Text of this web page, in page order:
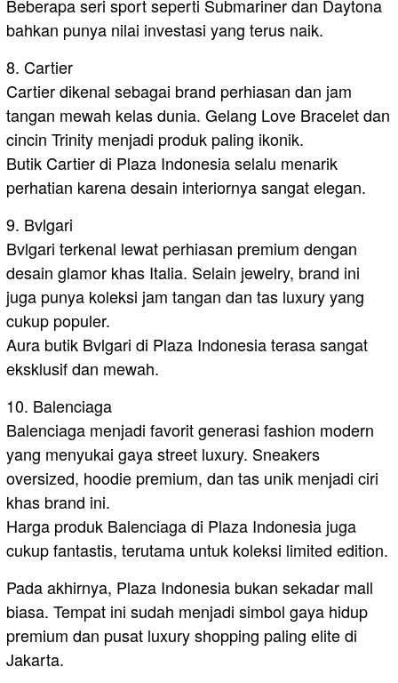
Beberapa seri sport seperti Submariner dan Daytona
bahkan punya nilai investasi yang terus naik.
8. Cartier
Cartier dikenal sebagai brand perhiasan dan jam
tangan mewah kelas dunia. Gelang Love Bracelet dan
cincin Trinity menjadi produk paling ikonik.
Butik Cartier di Plaza Indonesia selalu menarik
perhatian karena desain interiornya sangat elegan.
9. Bvlgari
Bvlgari terkenal lewat perhiasan premium dengan
desain glamor khas Italia. Selain jewelry, brand ini
juga punya koleksi jam tangan dan tas luxury yang
cukup populer.
Aura butik Bvlgari di Plaza Indonesia terasa sangat
eksklusif dan mewah.
10. Balenciaga
Balenciaga menjadi favorit generasi fashion modern
yang menyukai gaya street luxury. Sneakers
oversized, hoodie premium, dan tas unik menjadi ciri
khas brand ini.
Harga produk Balenciaga di Plaza Indonesia juga
cukup fantastis, terutama untuk koleksi limited edition.
Pada akhirnya, Plaza Indonesia bukan sekadar mall
biasa. Tempat ini sudah menjadi simbol gaya hidup
premium dan pusat luxury shopping paling elite di
Jakarta.